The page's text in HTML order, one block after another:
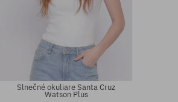
Slnečné okuliare Santa Cruz
Watson Plus